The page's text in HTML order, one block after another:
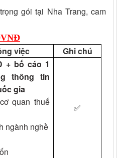
gói tại Nha Trang, cam
việc Ghi chú
+ bố cáo 1
thông tin
gia
quan thuế
ngành nghề
✅